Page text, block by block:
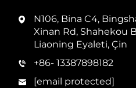
N106, Bina C4,
Xinan Rd, Shahekou
Liaoning Eyaleti, Çin
+86- 13387898182
[email protected]